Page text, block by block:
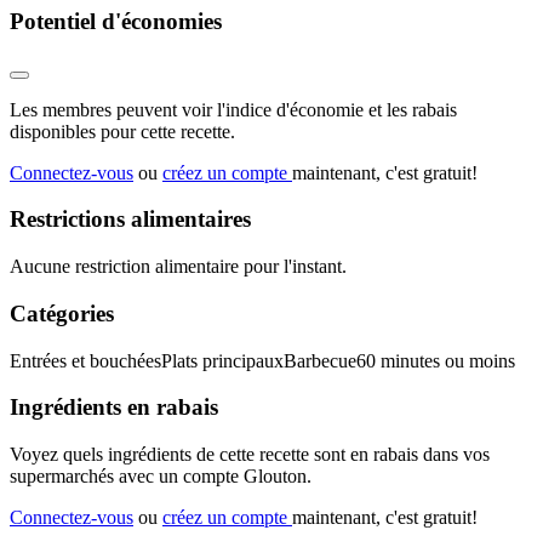
Potentiel d'économies
Les membres peuvent voir l'indice d'économie et les rabais
disponibles pour cette recette.
Connectez-vous ou créez un compte maintenant, c'est gratuit!
Restrictions alimentaires
Aucune restriction alimentaire pour l'instant.
Catégories
Entrées et bouchéesPlats principauxBarbecue60 minutes ou moins
Ingrédients en rabais
Voyez quels ingrédients de cette recette sont en rabais dans vos
supermarchés avec un compte Glouton.
Connectez-vous ou créez un compte maintenant, c'est gratuit!